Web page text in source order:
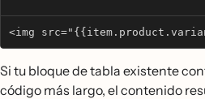
<img
Si tu bloque de tabla existente
código más largo, el contenido